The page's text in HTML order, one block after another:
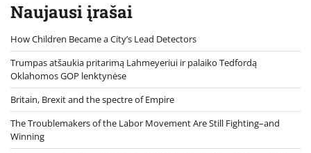
Naujausi įrašai
How Children Became a City’s Lead Detectors
Trumpas atšaukia pritarimą Lahmeyeriui ir palaiko Tedfordą
Oklahomos GOP lenktynėse
Britain, Brexit and the spectre of Empire
The Troublemakers of the Labor Movement Are Still Fighting–and
Winning